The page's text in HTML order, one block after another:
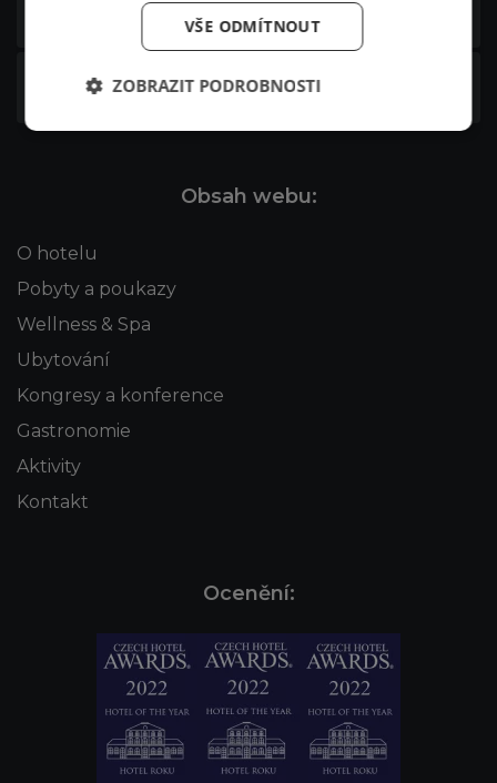
+420 469 676 327
recepce@jezerka.cz
Obsah webu:
O hotelu
Pobyty a poukazy
Wellness & Spa
Ubytování
Kongresy a konference
Gastronomie
Aktivity
Kontakt
Ocenění:
VŠE ODMÍTNOUT
ZOBRAZIT PODROBNOSTI